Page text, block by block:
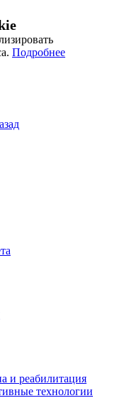
Подробнее
и реабилитация
технологии